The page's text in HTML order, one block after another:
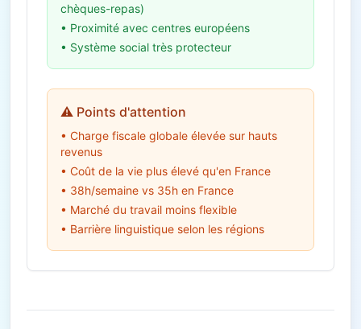
chèques-repas)
• Proximité avec centres européens
• Système social très protecteur
⚠️ Points d'attention
• Charge fiscale globale élevée sur hauts
revenus
• Coût de la vie plus élevé qu'en France
• 38h/semaine vs 35h en France
• Marché du travail moins flexible
• Barrière linguistique selon les régions